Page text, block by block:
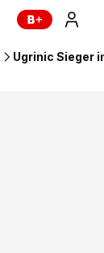
Ugrinic Sieger